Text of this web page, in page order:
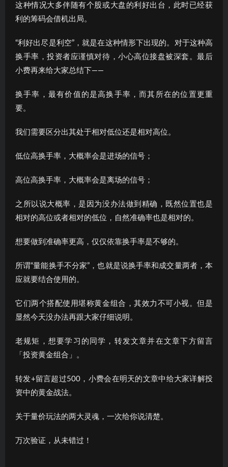
这种情况大多伴随有个股或大盘的利好出台，此时已经获
利的筹码会借机出局。
“利好出尽是利空”，就是在这种情形下出现的。对于这种高
换手率，投资者应谨慎对待，小心高位接盘被深套。最后
小费再来给大家总结下——
换手率，最有价值的是高换手率，而其所在的位置更重
要。
我们需要区分出其处于相对低位还是相对高位。
低位高换手率，大概率会是进场的信号；
高位高换手率，大概率会是离场的信号；
之所以说大概率，是因为没办法做到精确，既然位置也是
相对的高位或者相对的低位，自然准确率也是相对的。
想要做到准确率更高，仅仅依靠换手率是不够的。
所谓“量能换手不分家”，也就是说换手率和成交量两者，本
应就要结合使用的。
它们两个搭配使用堪称黄金组合，其效力不可小视。但是
显然今天没办法再跟大家仔细说明。
老规矩，想要学习的同学，转发文章并在文章下方留言
「投资黄金组合」。
转发+留言超过500，小费会在明天的文章中给大家详解投
资中的黄金战法。
关于量价玩法的两大灵魂，一次给你说清楚。
万次验证，从未错过！